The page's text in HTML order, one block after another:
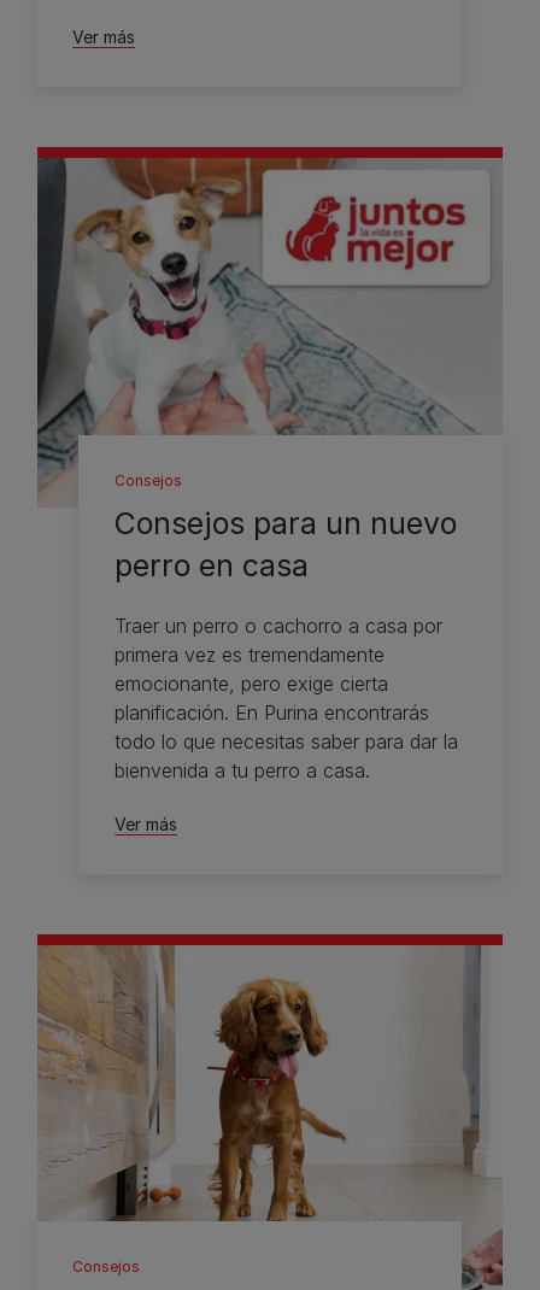
Ver más
Consejos
Consejos para un nuevo
perro en casa
Traer un perro o cachorro a casa por
primera vez es tremendamente
emocionante, pero exige cierta
planificación. En Purina encontrarás
todo lo que necesitas saber para dar la
bienvenida a tu perro a casa.
Ver más
Consejos